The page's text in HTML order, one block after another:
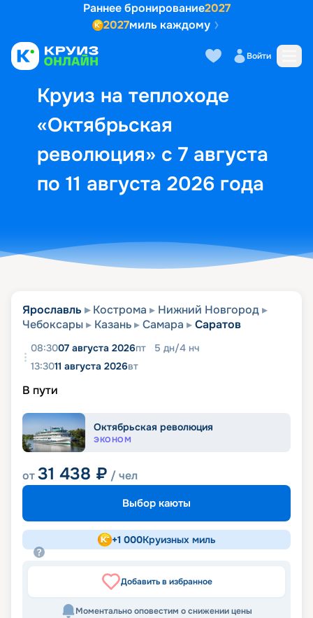
Раннее бронирование2027
2027миль каждому
Войти
Круиз на теплоходе
«Октябрьская
революция» с 7 августа
по 11 августа 2026 года
Выбор кают Маршрут и
Ярославль Кострома
Нижний Новгород
Чебоксары
Казань Самара Саратов
08:3007 августа 2026пт 5 дн/4 нч
13:3011 августа 2026вт
В пути
Октябрьская революция
ЭКОНОМ
от31 438 ₽ / чел
Выбор каюты
+1 000Круизных миль
Добавить в избранное
Моментально оповестим о снижении цены